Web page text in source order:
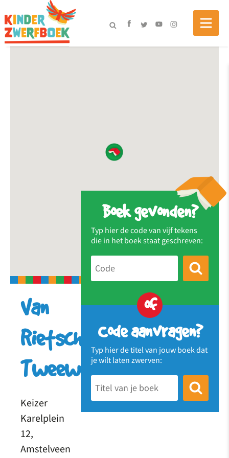
Boek gevonden?
Typ hier de code van vijf tekens
die in het boek staat geschreven:
of
Code aanvragen?
Typ hier de titel van jouw boek dat
je wilt laten zwerven:
Van
Rietschoten
Tweewielers
Keizer
Karelplein
12,
Amstelveen